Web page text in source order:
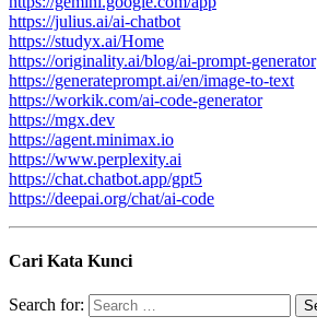
https://julius.ai/ai-chatbot
https://studyx.ai/Home
https://originality.ai/blog/ai-prompt-generator
https://generateprompt.ai/en/image-to-text
https://workik.com/ai-code-generator
https://mgx.dev
https://agent.minimax.io
https://www.perplexity.ai
https://chat.chatbot.app/gpt5
https://deepai.org/chat/ai-code
Cari Kata Kunci
Search for: